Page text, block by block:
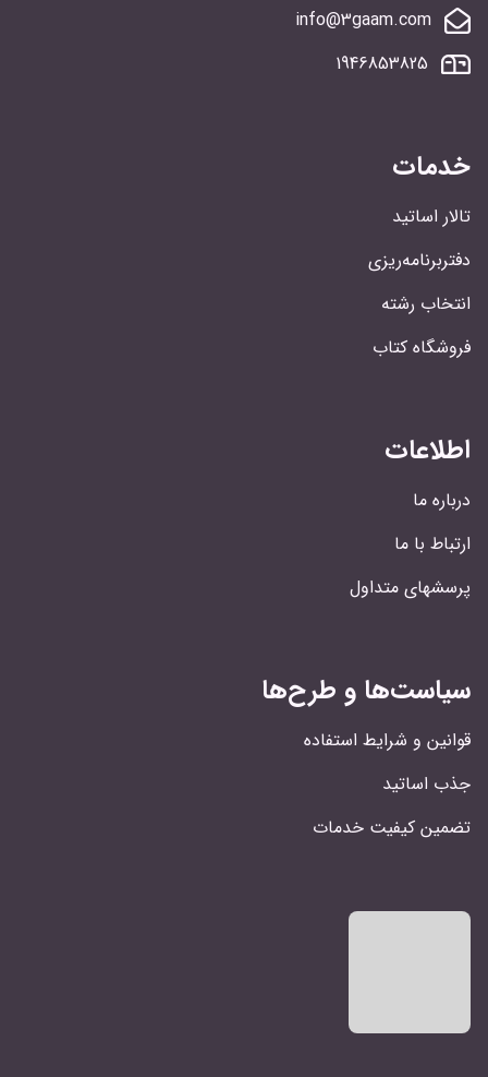
info@3gaam.com
1946853825
خدمات
تالار اساتید
دفتربرنامه‌ریزی
انتخاب رشته
فروشگاه کتاب
اطلاعات
درباره ما
ارتباط با ما
پرسشهای متداول
سیاست‌ها و طرح‌ها
قوانین و شرایط استفاده
جذب اساتید
تضمین کیفیت خدمات